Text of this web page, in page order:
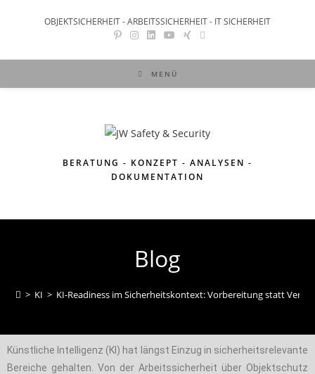
OBJEKTSICHERHEIT - ARBEITSSICHERHEIT - IT SICHERHEIT
MENÜ
BERATUNG - KONZEPT - ANALYSEN -
DOKUMENTATION
Blog
> KI > KI-Readiness im Sicherheitskontext: Vorbereitung statt
Künstliche Intelligenz (KI) hat längst Einzug in sicherheitsrelevante
Bereiche gehalten. Von der Arbeitssicherheit über Objektschutz